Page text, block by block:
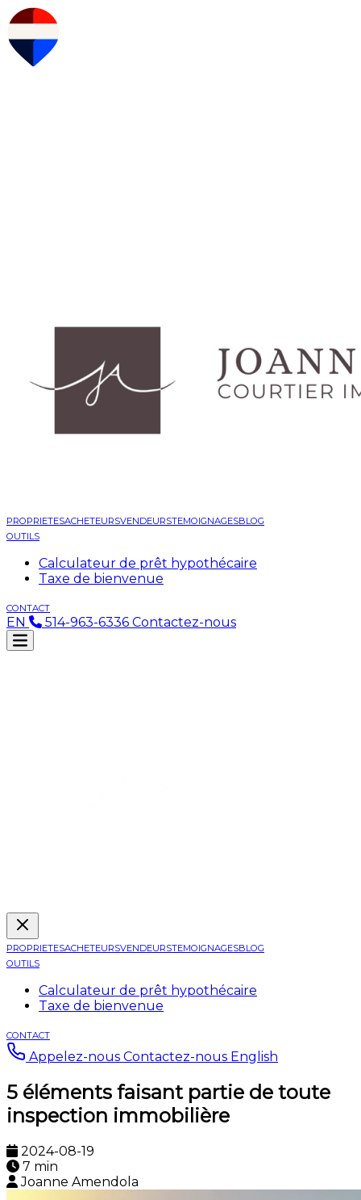
PROPRIETESACHETEURSVENDEURSTEMOIGNAGESBLOG
OUTILS
Calculateur de prêt hypothécaire
Taxe de bienvenue
CONTACT
EN 514-963-6336 Contactez-nous
PROPRIETESACHETEURSVENDEURSTEMOIGNAGESBLOG
OUTILS
Calculateur de prêt hypothécaire
Taxe de bienvenue
CONTACT
Appelez-nous Contactez-nous English
5 éléments faisant partie de toute
inspection immobilière
2024-08-19
7 min
Joanne Amendola